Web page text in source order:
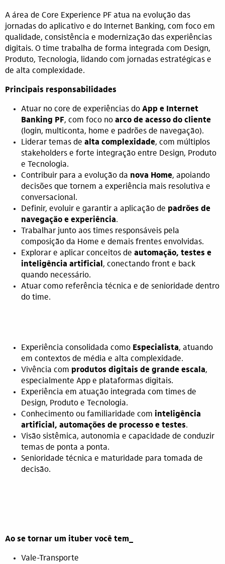
A área de Core Experience PF atua na evolução das
jornadas do aplicativo e do Internet Banking, com foco em
qualidade, consistência e modernização das experiências
digitais. O time trabalha de forma integrada com Design,
Produto, Tecnologia, lidando com jornadas estratégicas e
de alta complexidade.
Principais responsabilidades
Atuar no core de experiências do App e Internet
Banking PF, com foco no arco de acesso do cliente
(login, multiconta, home e padrões de navegação).
Liderar temas de alta complexidade, com múltiplos
stakeholders e forte integração entre Design, Produto
e Tecnologia.
Contribuir para a evolução da nova Home, apoiando
decisões que tornem a experiência mais resolutiva e
conversacional.
Definir, evoluir e garantir a aplicação de padrões de
navegação e experiência.
Trabalhar junto aos times responsáveis pela
composição da Home e demais frentes envolvidas.
Explorar e aplicar conceitos de automação, testes e
inteligência artificial , conectando front e back
quando necessário.
Atuar como referência técnica e de senioridade dentro
do time.
Experiência consolidada como Especialista, atuando
em contextos de média e alta complexidade.
Vivência com produtos digitais de grande escala,
especialmente App e plataformas digitais.
Experiência em atuação integrada com times de
Design, Produto e Tecnologia.
Conhecimento ou familiaridade com inteligência
artificial, automações de processo e testes.
Visão sistêmica, autonomia e capacidade de conduzir
temas de ponta a ponta.
Senioridade técnica e maturidade para tomada de
decisão.
Ao se tornar um ituber você tem_
Vale-Transporte